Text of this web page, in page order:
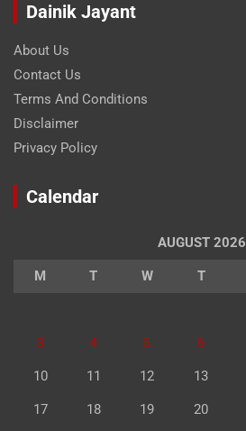
Dainik Jayant
About Us
Contact Us
Terms And Conditions
Disclaimer
Privacy Policy
Calendar
AUGUST 2026
M T W T
3 4 5 6
10 11 12 13
17 18 19 20